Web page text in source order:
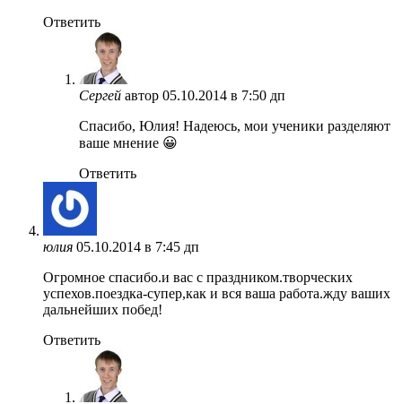
Ответить
Сергей автор 05.10.2014 в 7:50 дп
Спасибо, Юлия! Надеюсь, мои ученики разделяют
ваше мнение 😀
Ответить
юлия 05.10.2014 в 7:45 дп
Огромное спасибо.и вас с праздником.творческих
успехов.поездка-супер,как и вся ваша работа.жду ваших
дальнейших побед!
Ответить